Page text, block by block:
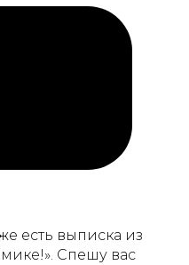
есть выписка из
Спешу вас